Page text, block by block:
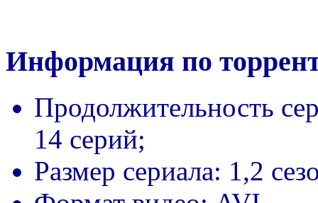
Информация по
Продолжительность
14 серий;
Размер сериала: 1,2